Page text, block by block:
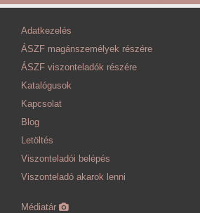
Adatkezelés
ÁSZF magánszemélyek részére
ÁSZF viszonteladók részére
Katalógusok
Kapcsolat
Blog
Letöltés
Viszonteladói belépés
Viszonteladó akarok lenni
Médiatár